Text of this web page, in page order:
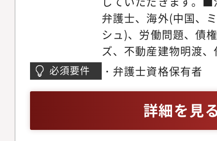
リアステップについ
い分野の仕事に触れ
関心の高い分野で専
だきます。ゆくゆく
戦しつつ後輩弁護士
だきます。経験を積
師や、メディアへの
います。マーケティ
助けを借りながら、
きるかを弁護士が主
た、顧客獲得の見込
ロージングの段階で
をお願いしている為
着けることが可能で
ネスモデルでの実務
弁護士、海外(中国、
シュ)、労働問題、債
ズ、不動産建物明渡
件、不動産・法人登
務、コーポレートガ
チャー法務、IPO法
件、紛争案件、知的
必須要件 ・弁護士資格保有者
詳細を見